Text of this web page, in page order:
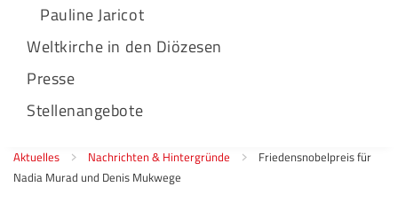
Pauline Jaricot
Weltkirche in den Diözesen
Presse
Stellenangebote
Aktuelles Nachrichten & Hintergründe
Friedensnobelpreis für
Nadia Murad und Denis Mukwege